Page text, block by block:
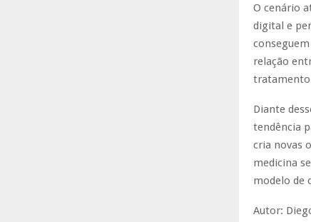
O cenário
digital e
relação
Diante
tendência
cria novas
medicina
modelo de
Autor: